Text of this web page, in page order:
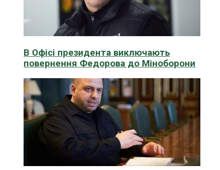
В Офісі президента виключають
повернення Федорова до Міноборони